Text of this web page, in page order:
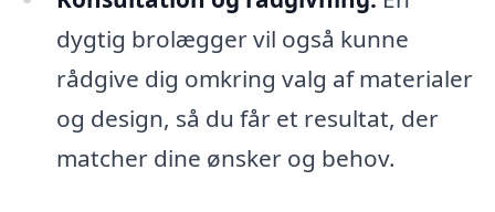
dygtig brolægger vil også kunne
rådgive dig omkring valg af materialer
og design, så du får et resultat, der
matcher dine ønsker og behov.